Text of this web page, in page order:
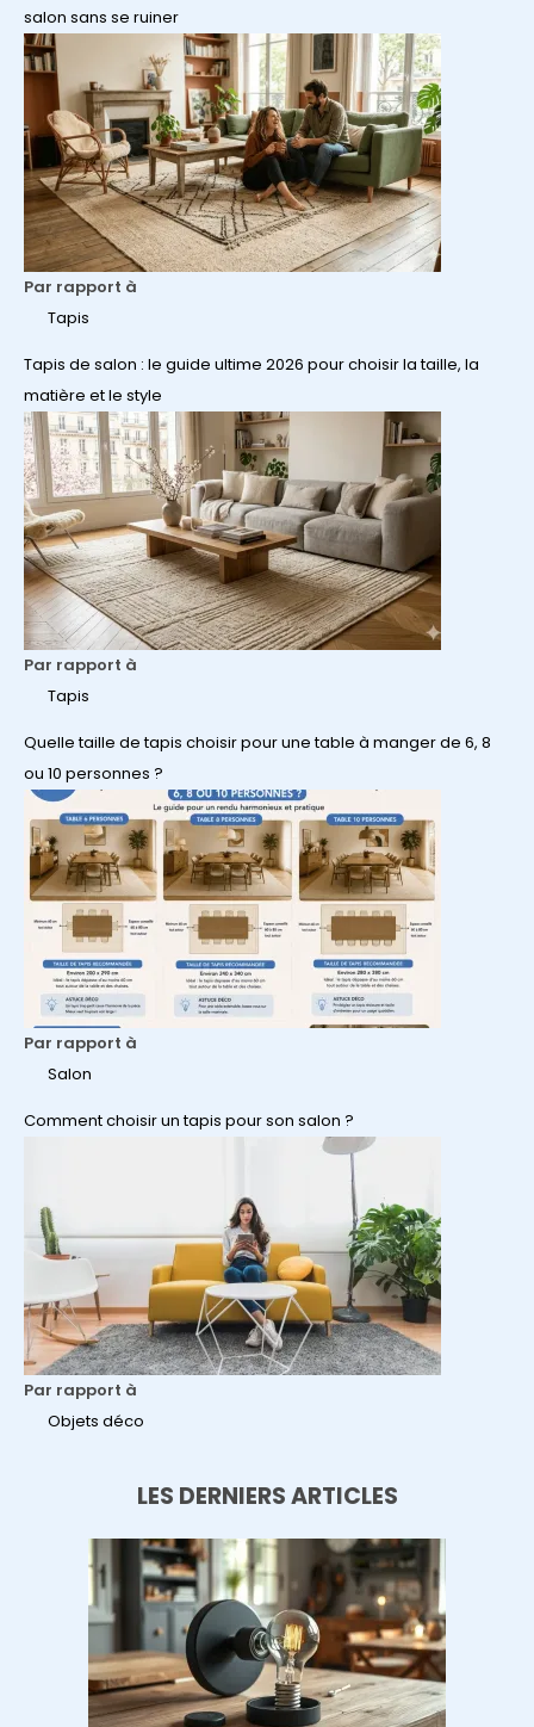
salon sans se ruiner
Par rapport à
Tapis
Tapis de salon : le guide ultime 2026 pour choisir la taille, la
matière et le style
Par rapport à
Tapis
Quelle taille de tapis choisir pour une table à manger de 6, 8
ou 10 personnes ?
Par rapport à
Salon
Comment choisir un tapis pour son salon ?
Par rapport à
Objets déco
LES DERNIERS ARTICLES